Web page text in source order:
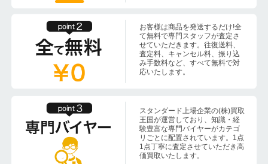
お客様は商品を発送するだけ!全
て無料で専門スタッフが査定さ
せていただきます。往復送料、
査定料、キャンセル料、振り込
み手数料など、すべて無料で対
応いたします。
スタンダード上場企業の(株)買取
王国が運営しており、知識・経
験豊富な専門バイヤーがカテゴ
リごとに配置されています。1点
1点丁寧に査定させていただき高
価買取いたします。